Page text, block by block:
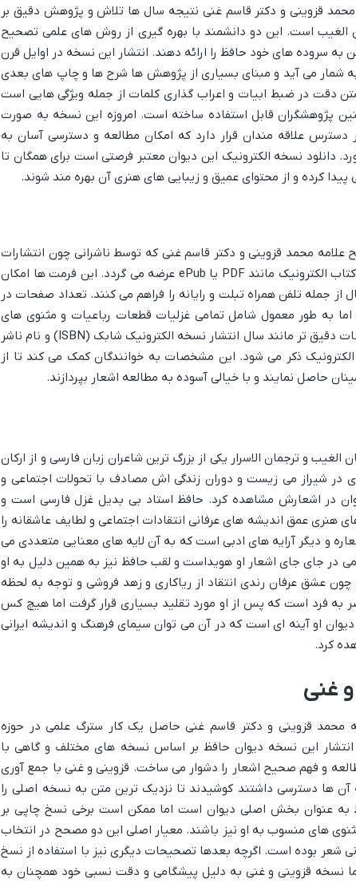
قزوینی و دکتر قاسم غنی نتیجه سال ها تلاش و پژوهش دقیق بر
است. این دو دانشمند با بهره گیری از روش های علمی تصحیح
سروده های خود حافظ را ارائه دهند. انتشار این نسخه در اوایل قرن
شمار می آید و مبنای بسیاری از پژوهش ها شرح ها و چاپ های بعدی
دقت در ضبط ابیات و اعراب گذاری کلمات از جمله ویژگی هایی است
پژوهشگران قابل استفاده ساخته است. امروزه این نسخه به صورت
علاقه مندان قرار دارد که امکان مطالعه و دسترسی آسان به
دانلود نسخه الکترونیک این دیوان معتبر فرصتی است برای همگان تا
کرده و از محتوای عمیق و زیبایی های هنری آن بهره مند شوند.
محمد قزوینی و دکتر قاسم غنی که توسط ناشرانی چون انتشارات
شبگیر منتشر شده معمولاً در فرمت های رایج کتاب الکترونیک مانند PDF یا ePub عرضه می گردد. این فرمت ها امکان
از جمله تلفن همراه تبلت و رایانه را فراهم می کنند. تعداد صفحات در
به طور معمول شامل تمامی غزلیات قطعات رباعیات و مثنوی های
منسوب به حافظ در این تصحیح است. مشخصات دقیق تر مانند سال انتشار نسخه الکترونیک شابک (ISBN) و نام ناشر
ذکر می شود. این مشخصات به خوانندگان کمک می کند تا از
حاصل نمایند و با خیالی آسوده به مطالعه اشعار بپردازند.
و ترجمان الاسرار یکی از بزرگ ترین شاعران زبان فارسی و از ارکان
شیراز می زیست و دوران زندگی اش مصادف با تحولات اجتماعی و
در اشعارش مشاهده کرد. حافظ استاد بی بدیل غزل فارسی است و
هنری عمق اندیشه های عرفانی انتقادات اجتماعی و لطایف عاشقانه را
و دیگر آرایه های ادبی است که به آن لایه های معنایی متعددی می
در جای جای اشعار او هویداست و لقب حافظ نیز به همین دلیل به او
عشق عرفان رندی انتقاد از ریاکاری و زهد فروشی و توجه به لحظه
فرد است که پس از او مورد تقلید بسیاری قرار گرفت اما هیچ کس
او آینه ای است که در آن می توان سیمای فرهنگ و اندیشه ایرانی
کرد.
غنی
قزوینی و دکتر قاسم غنی حاصل یک کار سترگ علمی در حوزه
این نسخه دیوان حافظ بر اساس نسخه های مختلف و گاهی با
و فهم صحیح اشعار را دشوار می ساخت. قزوینی و غنی با جمع آوری
ها دسترسی داشتند کوشیدند تا نزدیک ترین متن به نسخه اصلی را
به عنوان بخش اصلی دیوان است اما ممکن است برخی نسخ چاپی بر
های منسوب به او نیز باشند. معیار اصلی این دو مصحح در انتخاب
شعر بوده است. اگرچه بعدها تصحیحات دیگری نیز با استفاده از نسخ
نسخه قزوینی و غنی به دلیل پیشگامی و دقت نسبی خود همچنان به